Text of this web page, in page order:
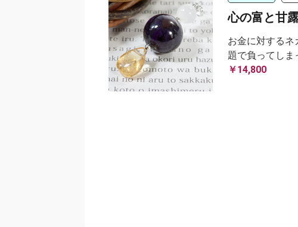
心の富と甘
お金に対する
題で負ってしま
￥14,800